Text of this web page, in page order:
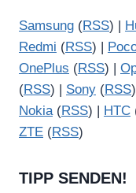
Samsung (RSS) |
Redmi (RSS) |
OnePlus (RSS) |
(RSS) | Sony (RSS
Nokia(RSS) | HTC
ZTE (RSS)
TIPP SENDEN!